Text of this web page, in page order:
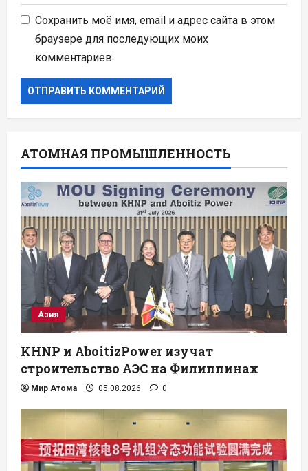
Сохранить моё имя, email и адрес сайта в этом
браузере для последующих моих
комментариев.
АТОМНАЯ ПРОМЫШЛЕННОСТЬ
Азия
KHNP и AboitizPower изучат
строительство АЭС на Филиппинах
Мир Атома 05.08.2026 0